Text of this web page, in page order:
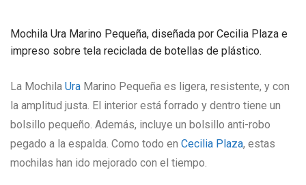
Mochila Ura Marino Pequeña, diseñada por Cecilia Plaza e
impreso sobre tela reciclada de botellas de plástico.
La Mochila Ura Marino Pequeña es ligera, resistente, y con
la amplitud justa. El interior está forrado y dentro tiene un
bolsillo pequeño. Además, incluye un bolsillo anti-robo
pegado a la espalda. Como todo en Cecilia Plaza, estas
mochilas han ido mejorado con el tiempo.